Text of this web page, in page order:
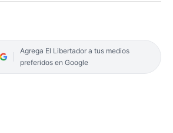
Agrega El Libertador a tus medios
preferidos en Google